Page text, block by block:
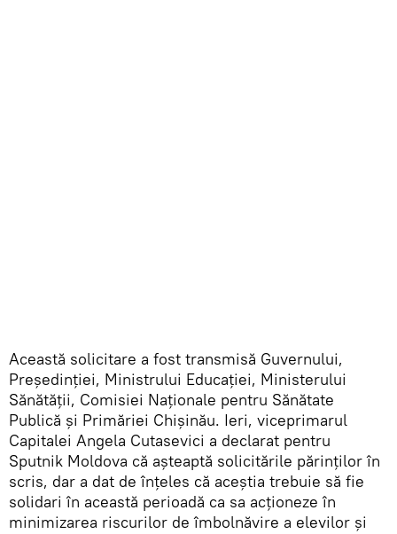
Această solicitare a fost transmisă Guvernului,
Președinției, Ministrului Educației, Ministerului
Sănătății, Comisiei Naționale pentru Sănătate
Publică și Primăriei Chișinău. Ieri, viceprimarul
Capitalei Angela Cutasevici a declarat pentru
Sputnik Moldova că așteaptă solicitările părinților în
scris, dar a dat de înțeles că aceștia trebuie să fie
solidari în această perioadă ca sa acționeze în
minimizarea riscurilor de îmbolnăvire a elevilor și